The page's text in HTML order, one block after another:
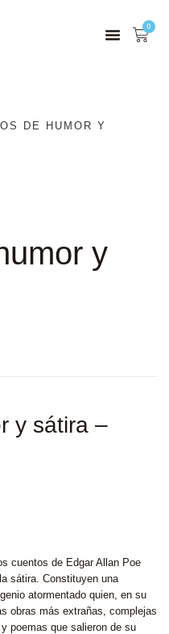
0
DE HUMOR Y
y
y sátira –
cuentos de Edgar Allan Poe
sátira. Constituyen una
atormentado quien, en su
obras más extrañas, complejas
poemas que salieron de su